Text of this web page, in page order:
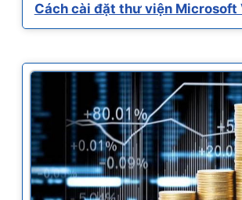
Cách cài đặt thư viện Microsoft